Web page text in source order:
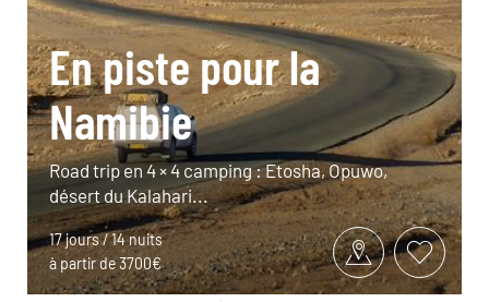
En piste pour la
Namibie
Road trip en 4 × 4 camping : Etosha, Opuwo,
désert du Kalahari...
17 jours / 14 nuits
à partir de 3700€